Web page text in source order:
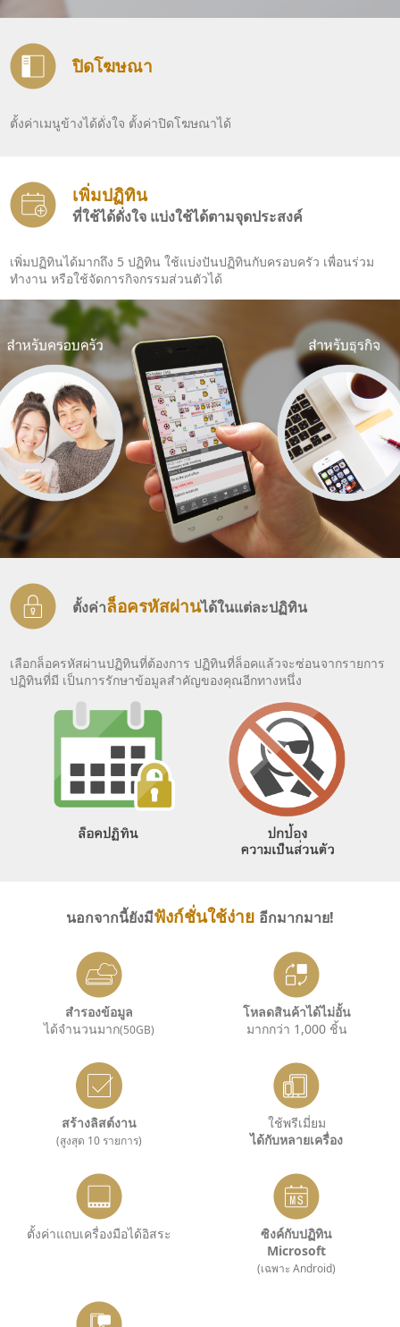
ปิดโฆษณา
ตั้งค่าเมนูข้างได้ดั่งใจ ตั้งค่าปิดโฆษณาได้
เพิ่มปฏิทิน
ที่ใช้ได้ดั่งใจ แบ่งใช้ได้ตามจุดประสงค์
เพิ่มปฏิทินได้มากถึง 5 ปฏิทิน ใช้แบ่งปันปฏิทินกับครอบครัว เพื่อนร่วม
ทำงาน หรือใช้จัดการกิจกรรมส่วนตัวได้
ตั้งค่าล็อครหัสผ่านได้ในแต่ละปฏิทิน
เลือกล็อครหัสผ่านปฏิทินที่ต้องการ ปฏิทินที่ล็อคแล้วจะซ่อนจากรายการ
ปฏิทินที่มี เป็นการรักษาข้อมูลสำคัญของคุณอีกทางหนึ่ง
นอกจากนี้ยังมีฟังก์ชั่นใช้ง่าย อีกมากมาย!
สำรองข้อมูล
ได้จำนวนมาก(50GB)
โหลดสินค้าได้ไม่อั้น
มากกว่า 1,000 ชิ้น
สร้างลิสต์งาน
(สูงสุด 10 รายการ)
ใช้พรีเมี่ยม
ได้กับหลายเครื่อง
ตั้งค่าแถบเครื่องมือได้อิสระ
ซิงค์กับปฏิทิน
Microsoft
(เฉพาะ Android)